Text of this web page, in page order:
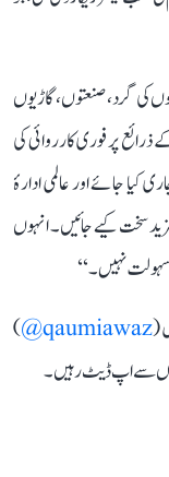
کی گرد، صنعتوں، گاڑیوں
ذرائع پر فوری کارروائی کی
کیا جائے اور عالمی ادارۂ
سخت کیے جائیں۔ انہوں
سہولت نہیں۔‘‘
(
qaumiawaz@
)
سے اپ ڈیٹ رہیں۔